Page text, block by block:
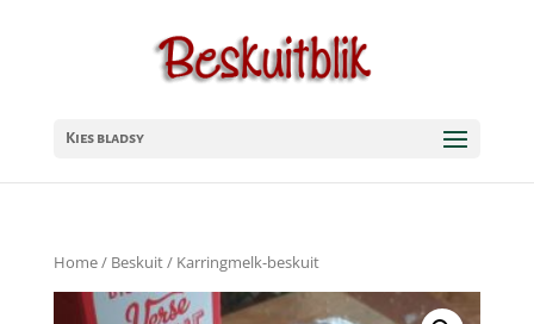
Kies bladsy
Home/ Beskuit/ Karringmelk-beskuit